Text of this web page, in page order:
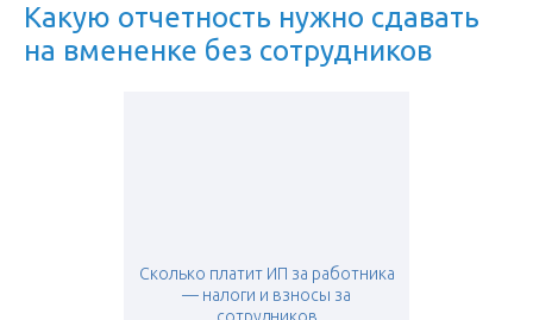
Какую отчетность нужно сдавать
на вмененке без сотрудников
Сколько платит ИП за работника
— налоги и взносы за